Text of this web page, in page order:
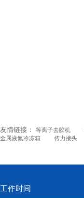
友情链接： 等离子去胶机
金属液氮冷冻箱
传力接头
工作时间